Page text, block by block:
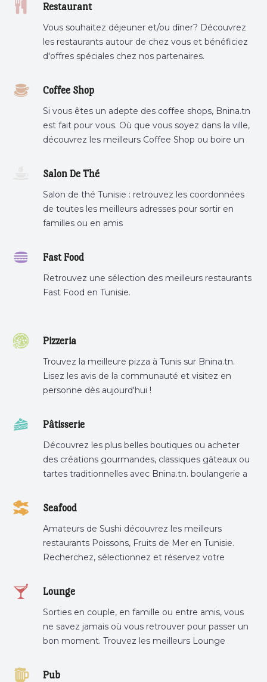
Restaurant
Vous souhaitez déjeuner et/ou dîner? Découvrez
les restaurants autour de chez vous et bénéficiez
d'offres spéciales chez nos partenaires.
Coffee Shop
Si vous êtes un adepte des coffee shops, Bnina.tn
est fait pour vous. Où que vous soyez dans la ville,
découvrez les meilleurs Coffee Shop ou boire un
Salon De Thé
Salon de thé Tunisie : retrouvez les coordonnées
de toutes les meilleurs adresses pour sortir en
familles ou en amis
Fast Food
Retrouvez une sélection des meilleurs restaurants
Fast Food en Tunisie.
Pizzeria
Trouvez la meilleure pizza à Tunis sur Bnina.tn.
Lisez les avis de la communauté et visitez en
personne dès aujourd'hui !
Pâtisserie
Découvrez les plus belles boutiques ou acheter
des créations gourmandes, classiques gâteaux ou
tartes traditionnelles avec Bnina.tn. boulangerie a
tunis, pâtisserie sousse .
Seafood
Amateurs de Sushi découvrez les meilleurs
restaurants Poissons, Fruits de Mer en Tunisie.
Recherchez, sélectionnez et réservez votre
Lounge
Sorties en couple, en famille ou entre amis, vous
ne savez jamais où vous retrouver pour passer un
bon moment. Trouvez les meilleurs Lounge
Pub